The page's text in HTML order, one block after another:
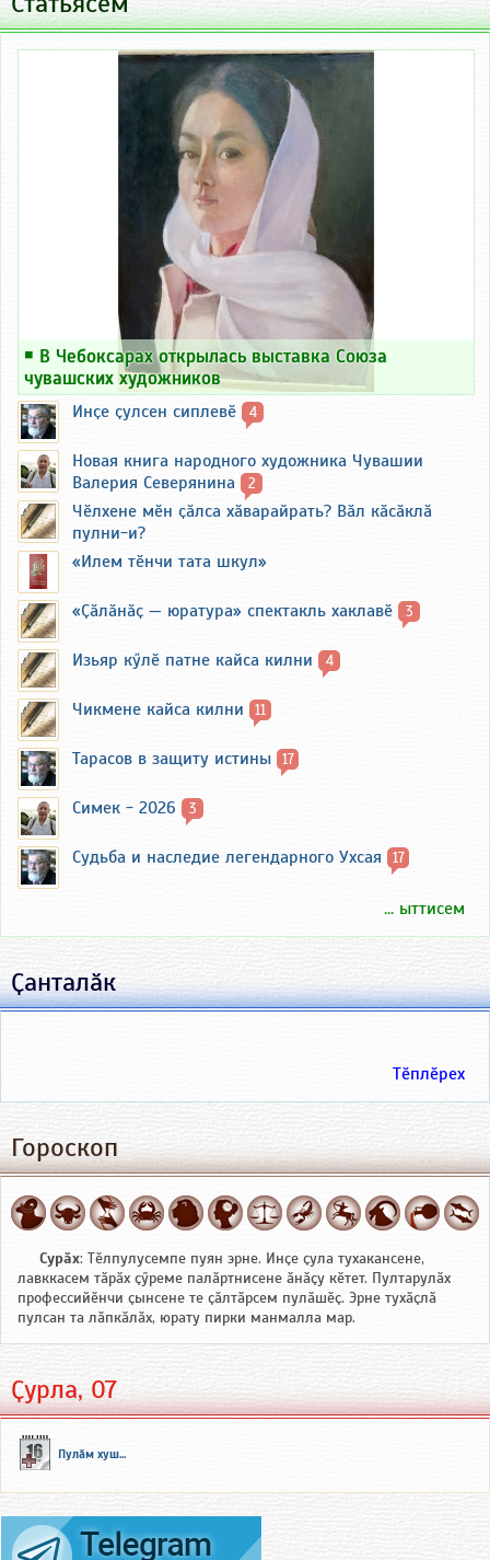
￭ В Чебоксарах открылась выставка Союза
чувашских художников
Инҫе ҫулсен сиплевӗ 4
Новая книга народного художника Чувашии
Валерия Северянина
2
Чӗлхене мӗн ҫӑлса хӑварайрать? Вӑл кӑсӑклӑ
пулни-и?
«Илем тӗнчи тата шкул»
«Ҫӑлӑнӑҫ — юратура» спектакль хаклавӗ 3
Изьяр кӳлӗ патне кайса килни 4
Чикмене кайса килни 11
Тарасов в защиту истины 17
Симек - 2026 3
Судьба и наследие легендарного Ухсая 17
... ыттисем
Ҫанталӑк
Тӗплӗрех
Гороскоп
Сурӑх: Тӗлпулусемпе пуян эрне. Инҫе ҫула тухакансене,
лавккасем тӑрӑх ҫӳреме палӑртнисене ӑнӑҫу кӗтет. Пултарулӑх
профессийӗнчи ҫынсене те ҫӑлтӑрсем пулӑшӗҫ. Эрне тухӑҫлӑ
пулсан та лӑпкӑлӑх, юрату пирки манмалла мар.
Ҫурла, 07
Пулӑм хуш...